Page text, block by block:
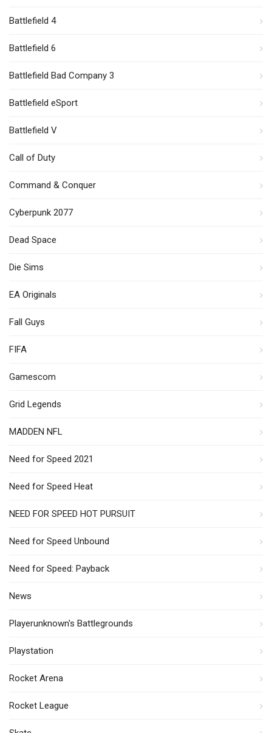
Battlefield 4
Battlefield 6
Battlefield Bad Company 3
Battlefield eSport
Battlefield V
Call of Duty
Command & Conquer
Cyberpunk 2077
Dead Space
Die Sims
EA Originals
Fall Guys
FIFA
Gamescom
Grid Legends
MADDEN NFL
Need for Speed 2021
Need for Speed Heat
NEED FOR SPEED HOT PURSUIT
Need for Speed Unbound
Need for Speed: Payback
News
Playerunknown's Battlegrounds
Playstation
Rocket Arena
Rocket League